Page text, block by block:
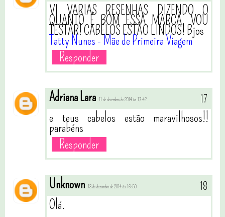
VI VARIAS RESENHAS DIZENDO O
QUANTO É BOM ESSA MARCA, VOU
TESTAR! CABELOS ESTÃO LINDOS! Bjos
Tatty Nunes - Mãe de Primeira Viagem
Responder
Adriana Lara 11 de dezembro de 2014 às 17:42
e teus cabelos estão maravilhosos!!
parabéns
Responder
Unknown 13 de dezembro de 2014 às 16:50
Olá.